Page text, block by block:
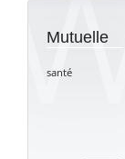
Mutuelle
santé